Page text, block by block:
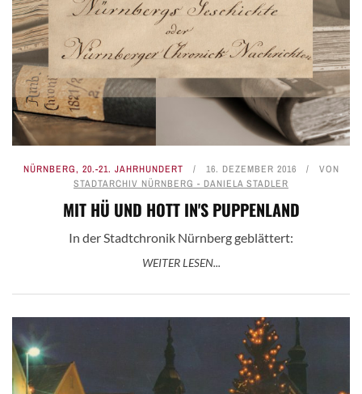
NÜRNBERG, 20.-21. JAHRHUNDERT 16. DEZEMBER 2016
VON
STADTARCHIV NÜRNBERG - DANIELA STADLER
MIT HÜ UND HOTT IN'S PUPPENLAND
In der Stadtchronik Nürnberg geblättert:
WEITER LESEN...